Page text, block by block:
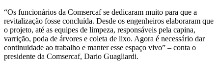
“Os funcionários da Comsercaf se dedicaram muito para que a
revitalização fosse concluída. Desde os engenheiros elaboraram que
o projeto, até as equipes de limpeza, responsáveis pela capina,
varrição, poda de árvores e coleta de lixo. Agora é necessário dar
continuidade ao trabalho e manter esse espaço vivo” – conta o
presidente da Comsercaf, Dario Guagliardi.